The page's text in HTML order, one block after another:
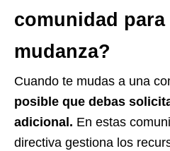
comunidad
mudanza?
Cuando te mudas a una
posible que debas
adicional. En estas
directiva gestiona los